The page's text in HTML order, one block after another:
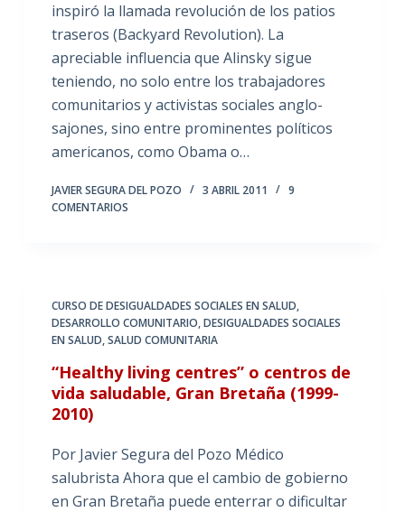
inspiró la llamada revolución de los patios
traseros (Backyard Revolution). La
apreciable influencia que Alinsky sigue
teniendo, no solo entre los trabajadores
comunitarios y activistas sociales anglo-
sajones, sino entre prominentes políticos
americanos, como Obama o…
JAVIER SEGURA DEL POZO 3 ABRIL 2011
9
COMENTARIOS
CURSO DE DESIGUALDADES SOCIALES EN SALUD,
DESARROLLO COMUNITARIO,DESIGUALDADES SOCIALES
EN SALUD,SALUD COMUNITARIA
“Healthy living centres” o centros de
vida saludable, Gran Bretaña (1999-
2010)
Por Javier Segura del Pozo Médico
salubrista Ahora que el cambio de gobierno
en Gran Bretaña puede enterrar o dificultar